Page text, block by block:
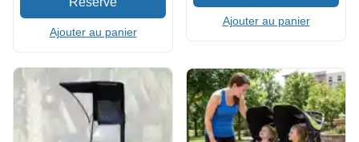
Ajouter au panier
Ajouter au panier